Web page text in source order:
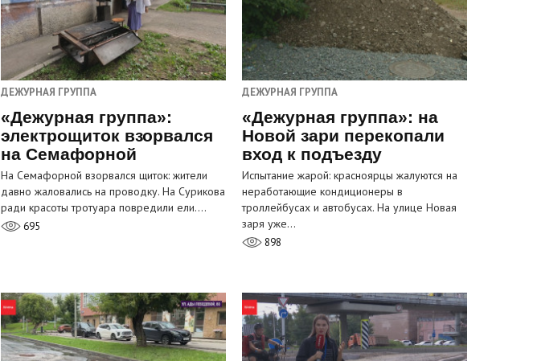
ДЕЖУРНАЯ ГРУППА
«Дежурная группа»:
электрощиток взорвался
на Семафорной
На Семафорной взорвался щиток: жители
давно жаловались на проводку. На Сурикова
ради красоты тротуара повредили ели.…
695
ДЕЖУРНАЯ ГРУППА
«Дежурная группа»: на
Новой зари перекопали
вход к подъезду
Испытание жарой: красноярцы жалуются на
неработающие кондиционеры в
троллейбусах и автобусах. На улице Новая
заря уже…
898